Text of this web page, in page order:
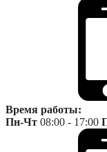
Время работы:
Пн-Чт 08:00 - 17:00